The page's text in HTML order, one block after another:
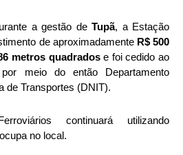
a gestão deTupã, a Estação
de aproximadamente R$ 500
metros quadradose foi cedido ao
meio do então Departamento
de Transportes (DNIT).
continuará utilizando
no local.